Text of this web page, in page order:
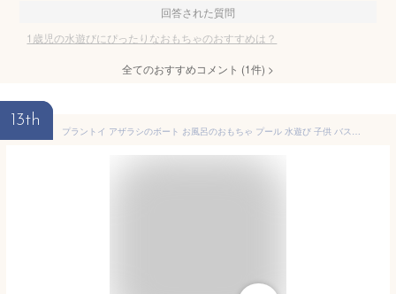
回答された質問
1歳児の水遊びにぴったりなおもちゃのおすすめは？
全てのおすすめコメント (1件) >
13th
プラントイ アザラシのボート お風呂のおもちゃ プール 水遊び 子供 バストイ 赤ちゃん ベビー 出産祝い 誕生日プレゼント 誕生日 男の子 男 女の子 女 おもちゃ 海外 赤ちゃん玩具 お風呂 ベビー玩具 おふろ 玩具 赤ちゃんオモチャ 水おもちゃ 1歳 ギフト 海 ベビーおもちゃ